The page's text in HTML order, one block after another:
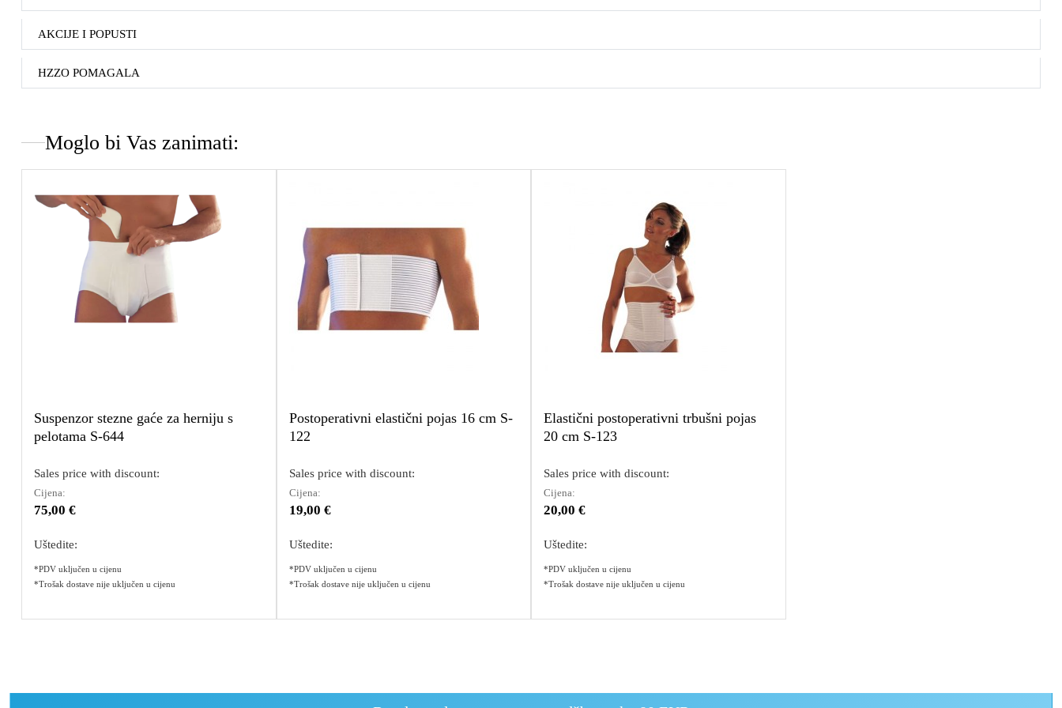
AKCIJE I POPUSTI
HZZO POMAGALA
Moglo bi Vas zanimati:
Suspenzor stezne gaće za herniju s
pelotama S-644
Sales price with discount:
Cijena:
75,00 €
Uštedite:
*PDV uključen u cijenu
*Trošak dostave nije uključen u cijenu
Postoperativni elastični pojas 16 cm S-
122
Sales price with discount:
Cijena:
19,00 €
Uštedite:
*PDV uključen u cijenu
*Trošak dostave nije uključen u cijenu
Elastični postoperativni trbušni pojas
20 cm S-123
Sales price with discount:
Cijena:
20,00 €
Uštedite:
*PDV uključen u cijenu
*Trošak dostave nije uključen u cijenu